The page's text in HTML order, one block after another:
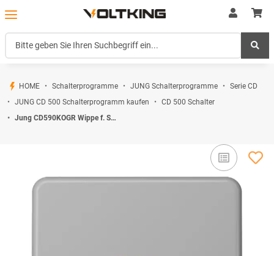
HOME Schalterprogramme JUNG Schalterprogramme
Serie CD
JUNG CD 500 Schalterprogramm kaufen
CD 500 Schalter
Jung CD590KOGR Wippe f. Schalter/Taster KO (Duroplast) Grau Serie CD